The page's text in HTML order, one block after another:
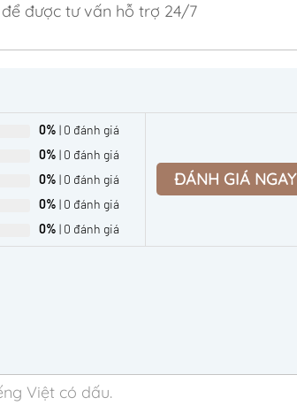
để được tư vấn hỗ trợ 24/7
0% | 0 đánh giá
0% | 0 đánh giá
0% | 0 đánh giá
0% | 0 đánh giá
0% | 0 đánh giá
ĐÁNH GIÁ NGAY